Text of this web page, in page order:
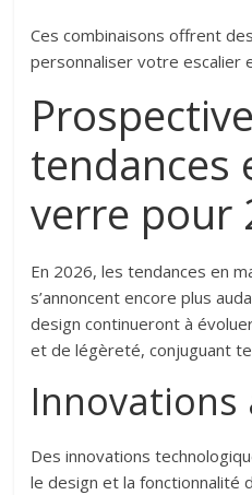
Ces combinaisons offrent
personnaliser votre escalier
tendances
verre pour
En 2026, les tendances en
s’annoncent encore plus
design continueront à
et de légèreté, conjuguant
Innovations
Des innovations
le design et la fonctionnalité